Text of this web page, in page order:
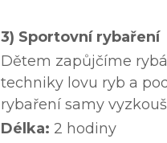
3) Sportovní rybaření
Dětem zapůjčíme
techniky lovu ryb a
rybaření samy
Délka: 2 hodiny